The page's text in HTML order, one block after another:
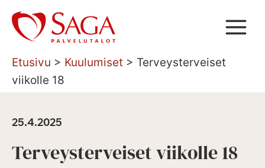
Siirry
sisältöön
Etusivu > Kuulumiset > Terveysterveiset
viikolle 18
25.4.2025
Terveysterveiset viikolle 18